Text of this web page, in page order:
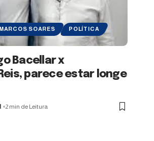
MARCOS SOARES POLÍTICA
Bacellar x
parece estar longe
2 min de Leitura